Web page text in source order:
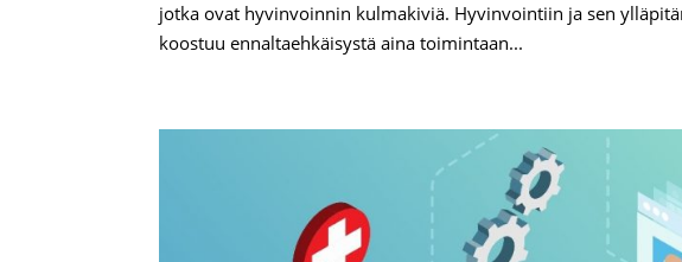
jotka ovat hyvinvoinnin kulmakiviä. Hyvinvointiin ja sen
koostuu ennaltaehkäisystä aina toimintaan...